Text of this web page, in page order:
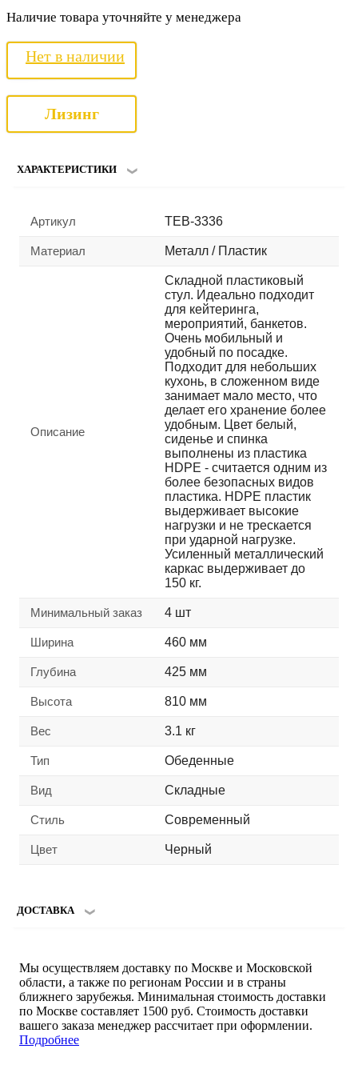
Наличие товара уточняйте у менеджера
Нет в наличии
Лизинг
ХАРАКТЕРИСТИКИ
Артикул TEB-3336
Материал Металл / Пластик
Описание
Складной пластиковый
стул. Идеально подходит
для кейтеринга,
мероприятий, банкетов.
Очень мобильный и
удобный по посадке.
Подходит для небольших
кухонь, в сложенном виде
занимает мало место, что
делает его хранение более
удобным. Цвет белый,
сиденье и спинка
выполнены из пластика
HDPE - считается одним из
более безопасных видов
пластика. HDPE пластик
выдерживает высокие
нагрузки и не трескается
при ударной нагрузке.
Усиленный металлический
каркас выдерживает до
150 кг.
Минимальный заказ 4 шт
Ширина 460 мм
Глубина 425 мм
Высота 810 мм
Вес 3.1 кг
Тип Обеденные
Вид Складные
Стиль Современный
Цвет Черный
ДОСТАВКА
Мы осуществляем доставку по Москве и Московской
области, а также по регионам России и в страны
ближнего зарубежья. Минимальная стоимость доставки
по Москве составляет 1500 руб. Стоимость доставки
вашего заказа менеджер рассчитает при оформлении.
Подробнее